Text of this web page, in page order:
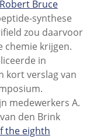
Robert Bruce
synthese
zou daarvoor
chemie krijgen.
in
kort verslag van
medewerkers A.
den Brink
the eighth